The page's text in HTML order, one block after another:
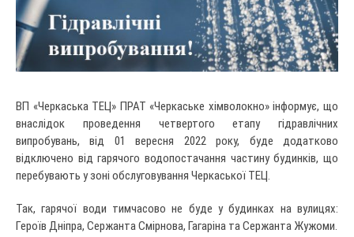
ВП «Черкаська ТЕЦ» ПРАТ «Черкаське хімволокно» інформує, що
внаслідок проведення четвертого етапу гідравлічних
випробувань, від 01 вересня 2022 року, буде додатково
відключено від гарячого водопостачання частину будинків, що
перебувають у зоні обслуговування Черкаської ТЕЦ.
Так, гарячої води тимчасово не буде у будинках на вулицях:
Героїв Дніпра, Сержанта Смірнова, Гагаріна та Сержанта Жужоми.